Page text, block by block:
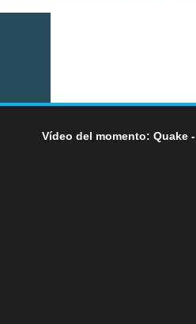
Vídeo del momento: Quake